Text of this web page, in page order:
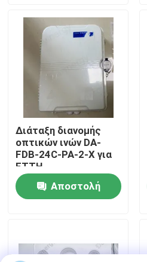
Περίπου εμείς
Γύρος εργοστασίων
Ποιοτικός έλεγχος
Μας ελάτε σε επαφή με
Ειδήσεις
Ζητήστε ένα απόσπασμα
Διάταξη διανομής
οπτικών ινών DA-
FDB-24C-PA-2-X για
FTTH
Αποστολή